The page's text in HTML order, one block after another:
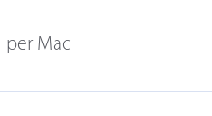
per Mac